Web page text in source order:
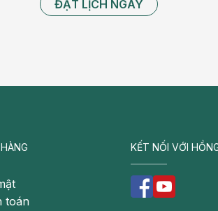
ĐẶT LỊCH NGAY
toán
KẾT NỐI VỚI